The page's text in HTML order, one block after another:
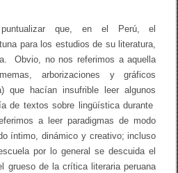
que, en el Perú, el
para los estudios de su literatura,
Obvio, no nos referimos a aquella
arborizaciones y gráficos
que hacían insufrible leer algunos
de textos sobre lingüística durante
a leer paradigmas de modo
íntimo, dinámico y creativo; incluso
por lo general se descuida el
de la crítica literaria peruana